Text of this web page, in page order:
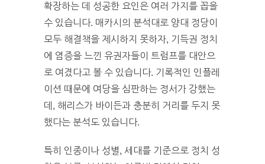
확장하는 데 성공한 요인은 여러 가지를 꼽을
수 있습니다. 매카시의 분석대로 양대 정당이
모두 해결책을 제시하지 못하자, 기득권 정치
에 염증을 느낀 유권자들이 트럼프를 대안으
로 여겼다고 볼 수 있습니다. 기록적인 인플레
이션 때문에 여당을 심판하는 정서가 강했는
데, 해리스가 바이든과 충분히 거리를 두지 못
했다는 분석도 있습니다.
특히 인종이나 성별, 세대를 기준으로 정치 성